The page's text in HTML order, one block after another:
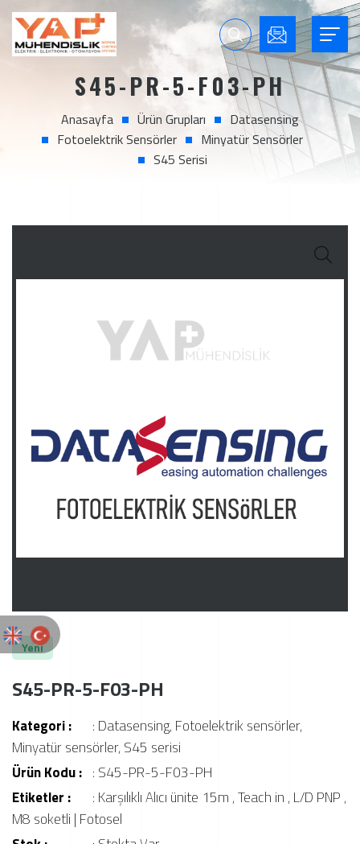
S45-PR-5-F03-PH
Anasayfa Ürün Grupları
Datasensing
Fotoelektrik Sensörler
Minyatür Sensörler
S45 Serisi
Yeni
S45-PR-5-F03-PH
Kategori : : Datasensing, Fotoelektrik sensörler,
Minyatür sensörler, S45 serisi
Ürün Kodu : : S45-PR-5-F03-PH
Etiketler :
: Karşılıklı Alıcı ünite 15m ,Teach in , L/D PNP ,
M8 soketli | Fotosel